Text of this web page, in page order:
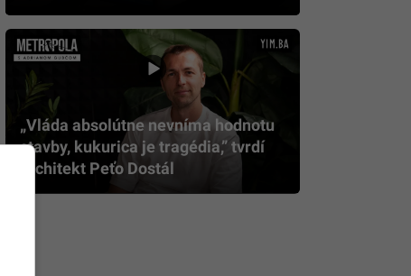
„Vláda absolútne nevníma hodnotu
stavby, kukurica je tragédia,” tvrdí
architekt Peťo Dostál